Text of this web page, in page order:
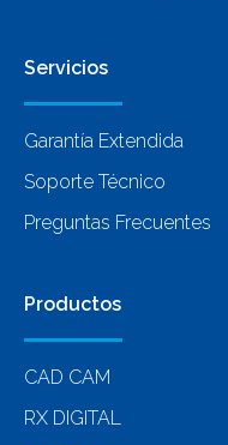
Servicios
Garantía Extendida
Soporte Técnico
Preguntas Frecuentes
Productos
CAD CAM
RX DIGITAL